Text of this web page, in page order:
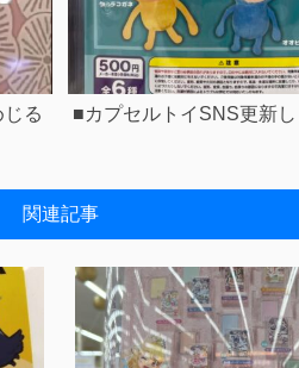
る
■カプセルトイSNS更新
関連記事